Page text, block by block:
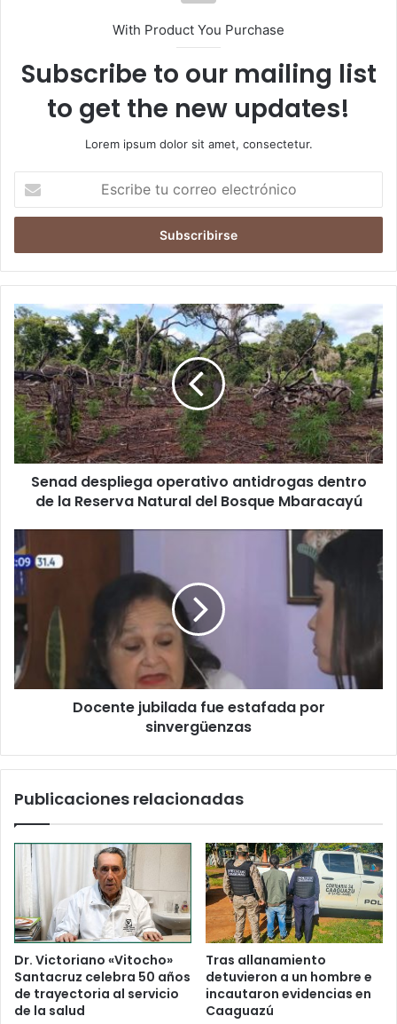
With Product You Purchase
Subscribe to our mailing list
to get the new updates!
Lorem ipsum dolor sit amet, consectetur.
correo
Senad despliega operativo antidrogas dentro
de la Reserva Natural del Bosque Mbaracayú
Docente jubilada fue estafada por
sinvergüenzas
Publicaciones relacionadas
Dr. Victoriano «Vitocho»
Santacruz celebra 50 años
de trayectoria al servicio
de la salud
Tras allanamiento
detuvieron a un hombre e
incautaron evidencias en
Caaguazú